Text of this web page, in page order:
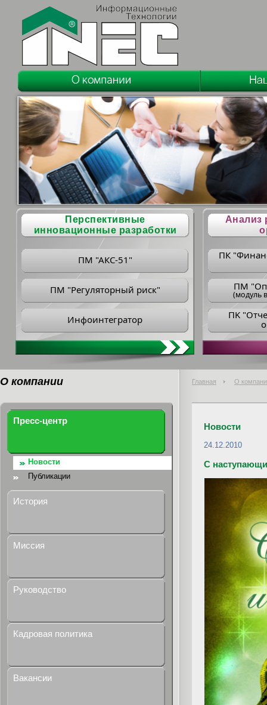
Перспективные
инновационные разработки
ПМ "АКС-51"
ПМ "Регуляторный риск"
Инфоинтегратор
Анализ
ПК
ПM
(модуль
ПK
О компании Главная О
Пресс-центр
Новости
Публикации
История
Миссия
Руководство
Кадровая политика
Вакансии
Новости
24.12.2010
С